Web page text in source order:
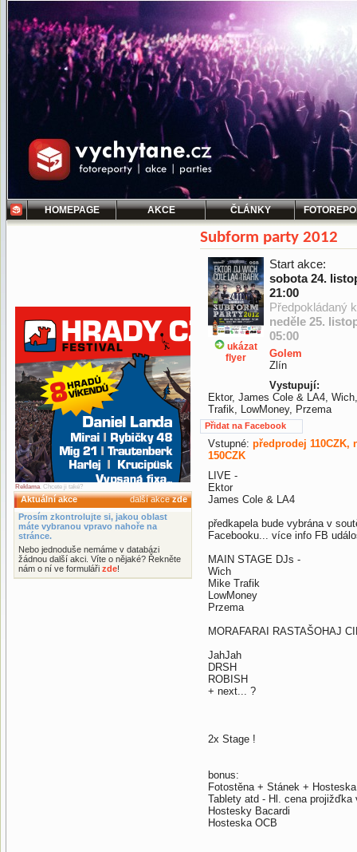
HOMEPAGE AKCE ČLÁNKY
Reklama. Chcete ji také?
Aktuální akce další akcezde
Prosím zkontrolujte si, jakou oblast
máte vybranou vpravo nahoře na
stránce.
Nebo jednoduše nemáme v databázi
žádnou další akci. Víte o nějaké? Řekněte
nám o ní ve formuláři zde!
Subform party 2012
ukázat
flyer
Start akce:
sobota 24.
21:00
Předpokládaný
neděle 25.
05:00
Golem
Zlín
Vystupují:
Ektor, James Cole & LA4,
Trafik, LowMoney, Przema
Přidat na Facebook
Vstupné: předprodej 110CZK,
150CZK
LIVE -
Ektor
James Cole & LA4
předkapela bude vybrána v
Facebooku... více info FB
MAIN STAGE DJs -
Wich
Mike Trafik
LowMoney
Przema
MORAFARAI RASTAŠOHAJ
JahJah
DRSH
ROBISH
+ next... ?
2x Stage !
bonus:
Fotostěna + Stánek +
Tablety atd - Hl. cena projižďka
Hostesky Bacardi
Hosteska OCB